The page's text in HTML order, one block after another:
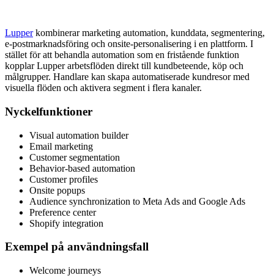
Lupperkombinerar marketing automation, kunddata, segmentering,
e-postmarknadsföring och onsite-personalisering i en plattform. I
stället för att behandla automation som en fristående funktion
kopplar Lupper arbetsflöden direkt till kundbeteende, köp och
målgrupper. Handlare kan skapa automatiserade kundresor med
visuella flöden och aktivera segment i flera kanaler.
Nyckelfunktioner
Visual automation builder
Email marketing
Customer segmentation
Behavior-based automation
Customer profiles
Onsite popups
Audience synchronization to Meta Ads and Google Ads
Preference center
Shopify integration
Exempel på användningsfall
Welcome journeys